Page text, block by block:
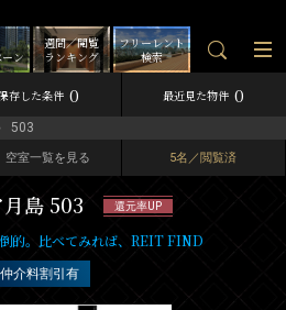
フリーレント
検索
週間／閲覧
ランキング
ン
存した条件 0 最近見た物件 0
503
空室一覧を見る 5名／閲覧済
島 503 還元率UP
的。比べてみれば、REIT FIND
仲介料割引有